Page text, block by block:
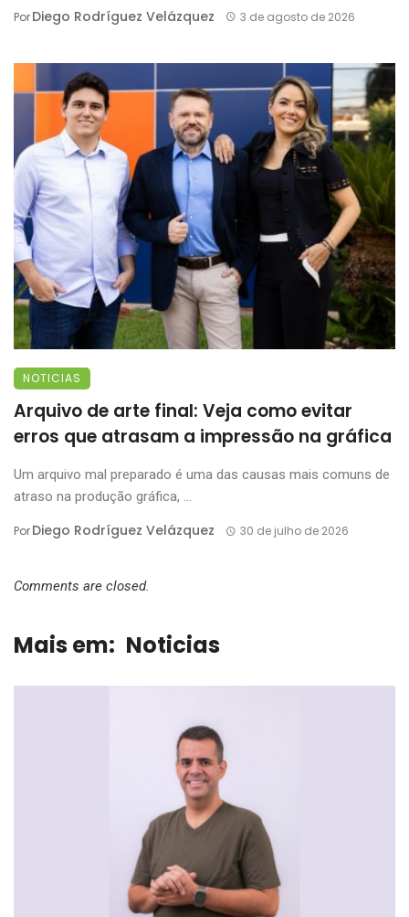
PorDiego Rodríguez Velázquez 3 de agosto de 2026
NOTICIAS
Arquivo de arte final: Veja como evitar
erros que atrasam a impressão na gráfica
Um arquivo mal preparado é uma das causas mais comuns de
atraso na produção gráfica, ...
PorDiego Rodríguez Velázquez 30 de julho de 2026
Comments are closed.
Mais em: Noticias